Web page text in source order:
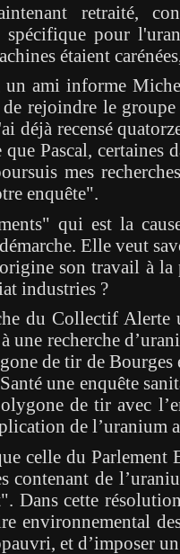
retraité,
spécifique pour
étaient
un ami informe
rejoindre le
déjà recensé
Pascal, certaines
mes
enquête".
qui est la
Elle veut
son travail à
industries ?
du Collectif
une recherche
de tir de
une enquête
de tir avec
de l’uranium
celle du
contenant de
Dans cette
environnemental
et d’imposer